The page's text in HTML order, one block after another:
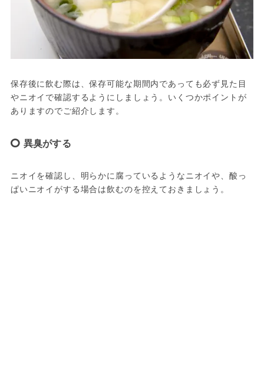
保存後に飲む際は、保存可能な期間内であっても必ず見た目
やニオイで確認するようにしましょう。いくつかポイントが
ありますのでご紹介します。
異臭がする
ニオイを確認し、明らかに腐っているようなニオイや、酸っ
ぱいニオイがする場合は飲むのを控えておきましょう。